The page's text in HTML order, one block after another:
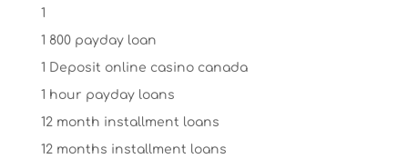
1
1 800 payday loan
1 Deposit online casino canada
1 hour payday loans
12 month installment loans
12 months installment loans